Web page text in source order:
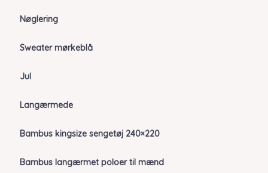
Nøglering
Sweater mørkeblå
Jul
Langærmede
Bambus kingsize sengetøj 240×220
Bambus langærmet poloer til mænd